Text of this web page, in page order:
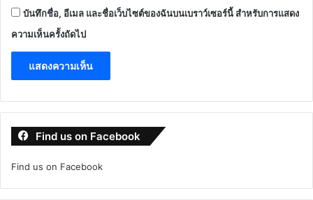
บันทึกชื่อ, อีเมล และชื่อเว็บไซต์ของฉันบนเบราว์เซอร์นี้ สำหรับการแสดง
ความเห็นครั้งถัดไป
Find us on Facebook
Find us on Facebook